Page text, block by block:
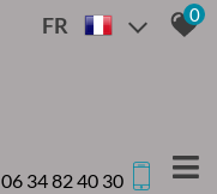
FR 0
06 34 82 40 30